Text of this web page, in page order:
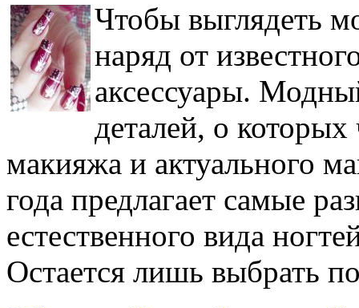
Чтобы выглядеть
наряд от
аксессуары.
деталей, о
макияжа и актуального
года предлагает самые
естественного вида
Остается лишь выбрать